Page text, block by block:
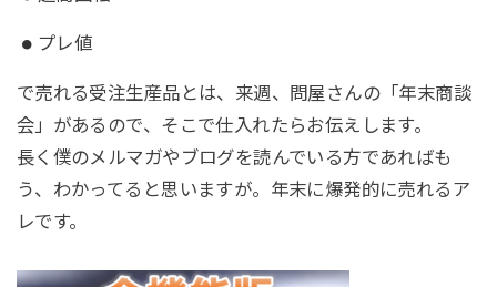
プレ値
で売れる受注生産品とは、来週、問屋さんの「年末商談
会」があるので、そこで仕入れたらお伝えします。
長く僕のメルマガやブログを読んでいる方であればも
う、わかってると思いますが。年末に爆発的に売れるア
レです。